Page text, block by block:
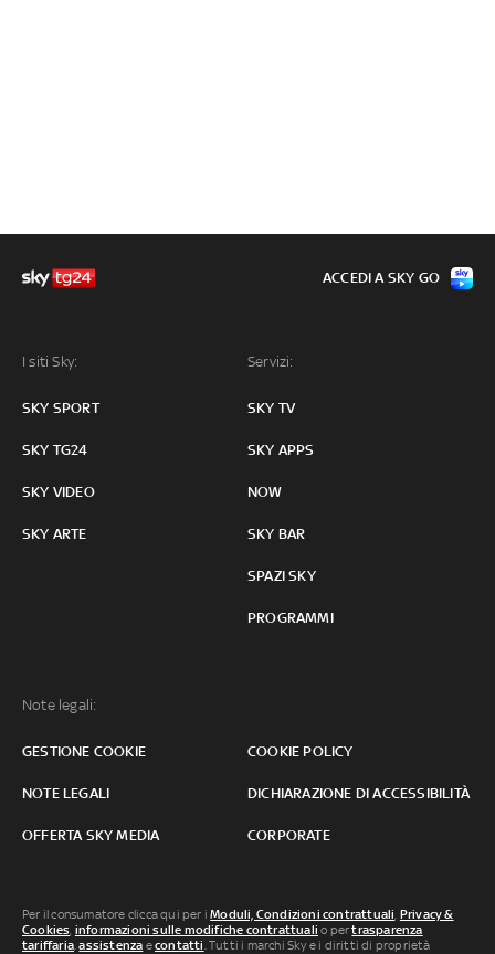
I siti Sky:
SKY SPORT
SKY TG24
SKY VIDEO
SKY ARTE
Servizi:
SKY TV
SKY APPS
NOW
SKY BAR
SPAZI SKY
PROGRAMMI
Note legali:
GESTIONE COOKIE COOKIE POLICY
NOTE LEGALI DICHIARAZIONE DI ACCESSIBILITÀ
OFFERTA SKY MEDIA CORPORATE
ACCEDI A SKY GO
Per il consumatore clicca qui per iModuli, Condizioni contrattuali, Privacy &
Cookies, informazioni sulle modifiche contrattuali o pertrasparenza
tariffaria,assistenza econtatti. Tutti i marchi Sky e i diritti di proprietà